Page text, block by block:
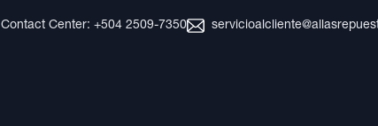
Contact Center: +504 2509-7350